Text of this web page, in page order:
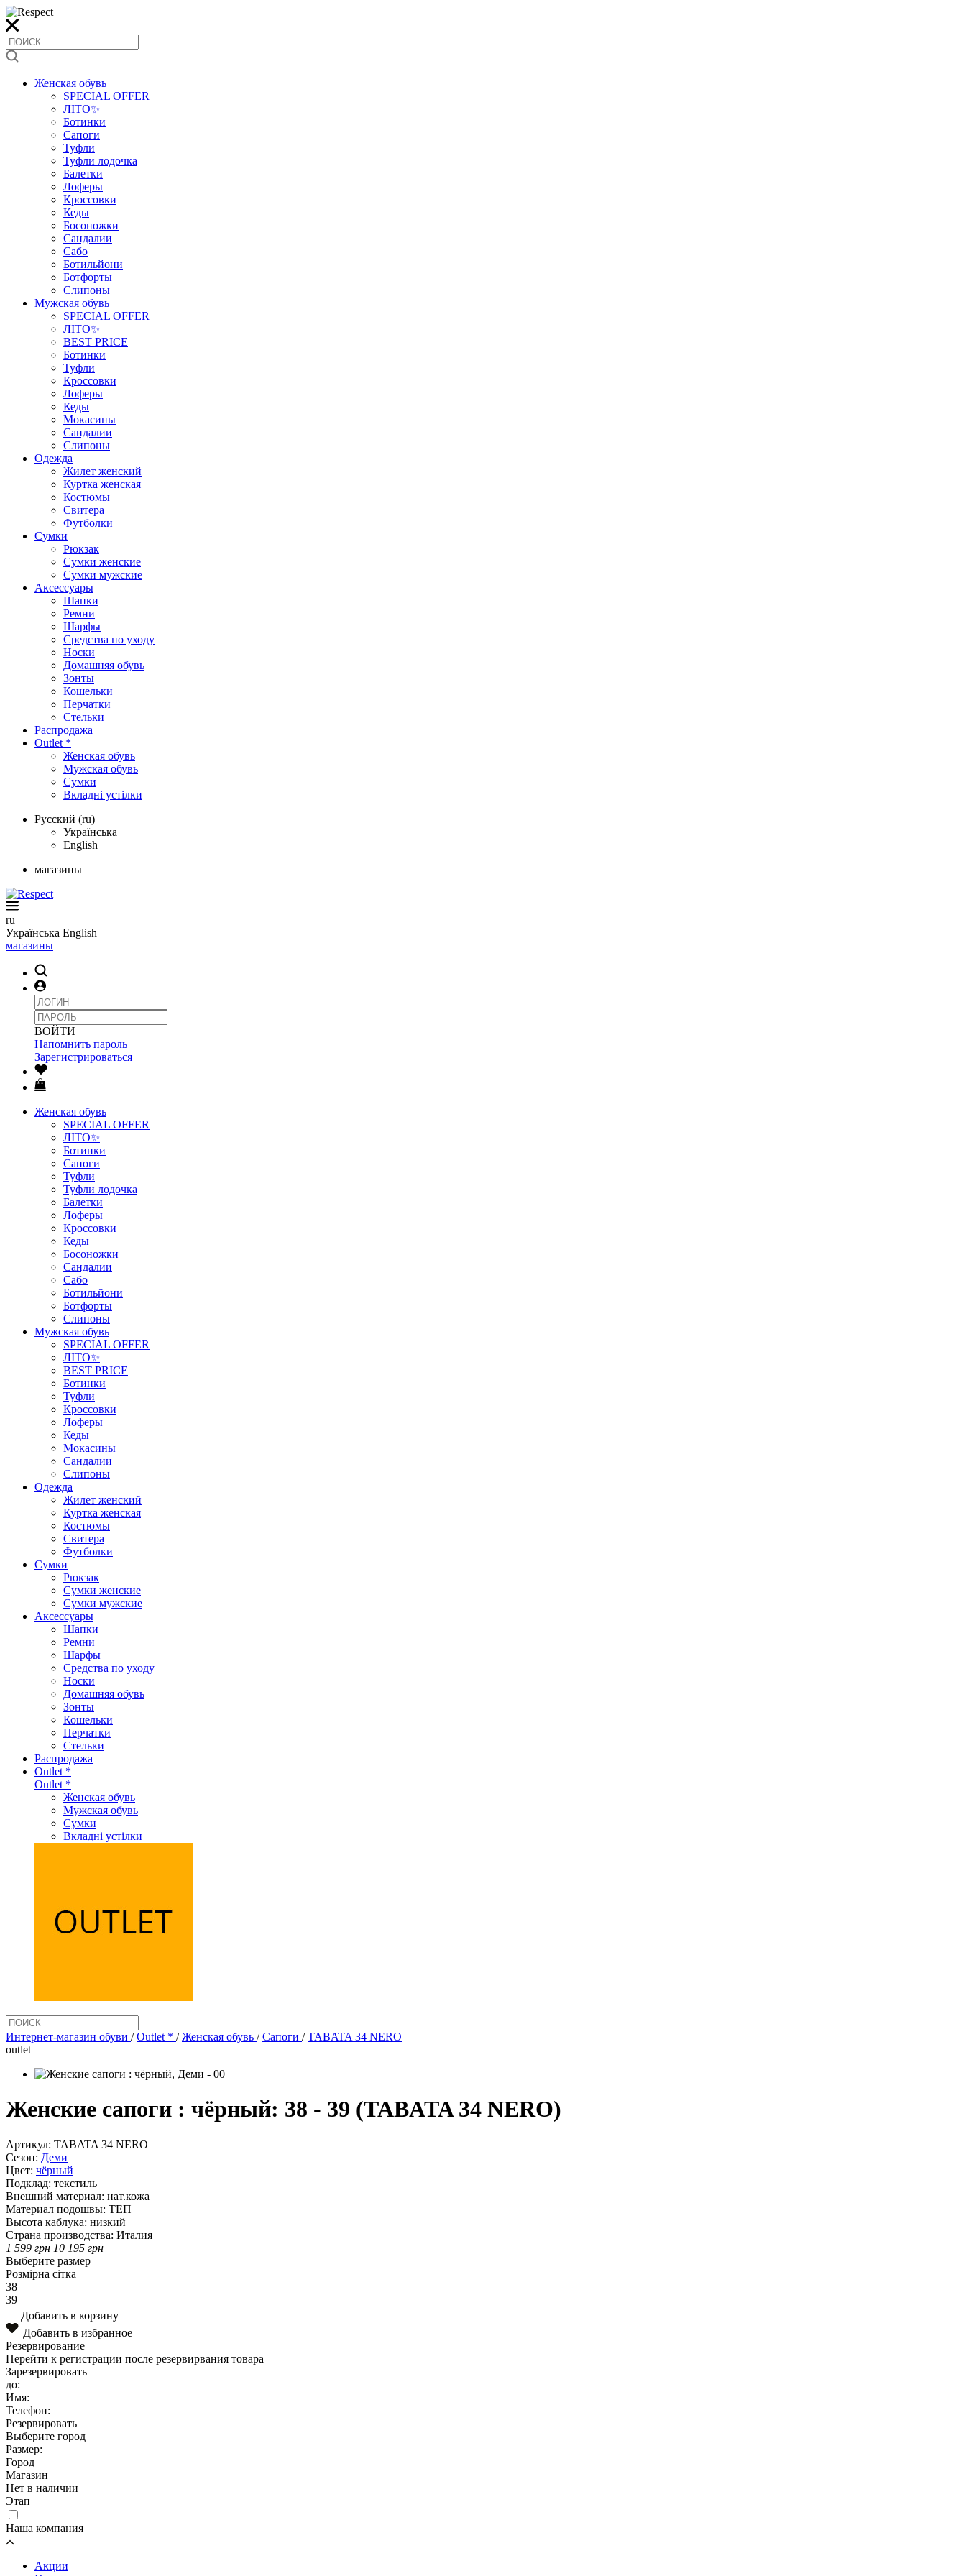
Женская обувь
SPECIAL OFFER
ЛІТО✨
Ботинки
Сапоги
Туфли
Туфли лодочка
Балетки
Лоферы
Кроссовки
Кеды
Босоножки
Сандалии
Сабо
Ботильйони
Ботфорты
Слипоны
Мужская обувь
SPECIAL OFFER
ЛІТО✨
BEST PRICE
Ботинки
Туфли
Кроссовки
Лоферы
Кеды
Мокасины
Сандалии
Слипоны
Одежда
Жилет женский
Куртка женская
Костюмы
Свитера
Футболки
Сумки
Рюкзак
Сумки женские
Сумки мужские
Аксеcсуары
Шапки
Ремни
Шарфы
Средства по уходу
Носки
Домашняя обувь
Зонты
Кошельки
Перчатки
Стельки
Распродажа
Outlet *
Женская обувь
Мужская обувь
Сумки
Вкладні устілки
Русский (ru)
Українська
English
магазины
ru
Українська English
магазины
ВОЙТИ
Напомнить пароль
Зарегистрироваться
Женская обувь
SPECIAL OFFER
ЛІТО✨
Ботинки
Сапоги
Туфли
Туфли лодочка
Балетки
Лоферы
Кроссовки
Кеды
Босоножки
Сандалии
Сабо
Ботильйони
Ботфорты
Слипоны
Мужская обувь
SPECIAL OFFER
ЛІТО✨
BEST PRICE
Ботинки
Туфли
Кроссовки
Лоферы
Кеды
Мокасины
Сандалии
Слипоны
Одежда
Жилет женский
Куртка женская
Костюмы
Свитера
Футболки
Сумки
Рюкзак
Сумки женские
Сумки мужские
Аксеcсуары
Шапки
Ремни
Шарфы
Средства по уходу
Носки
Домашняя обувь
Зонты
Кошельки
Перчатки
Стельки
Распродажа
Outlet *
Outlet *
Женская обувь
Мужская обувь
Сумки
Вкладні устілки
Интернет-магазин обуви /Outlet * /Женская обувь /Сапоги /TABATA 34 NERO
outlet
Женские сапоги : чёрный: 38 - 39 (TABATA 34 NERO)
Артикул: TABATA 34 NERO
Сезон: Деми
Цвет: чёрный
Подклад: текстиль
Внешний материал: нат.кожа
Материал подошвы: ТЕП
Высота каблука: низкий
Страна производства: Италия
1 599 грн 10 195 грн
Выберите размер
Розмірна сітка
38
39
Добавить в корзину
Добавить в избранное
Резервирование
Перейти к регистрации после резервирвания товара
Зарезервировать
до:
Имя:
Телефон:
Резервировать
Выберите город
Размер:
Город
Магазин
Нет в наличии
Этап
Наша компания
Акции